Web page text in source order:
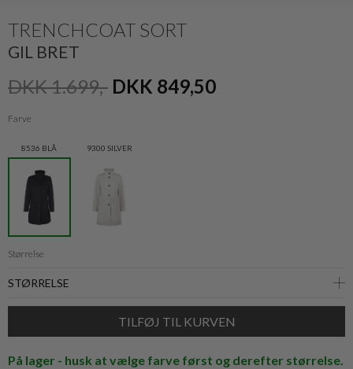
TRENCHCOAT SORT
GIL BRET
DKK 1.699,- DKK 849,50
Farve
8536 BLÅ 9300 SILVER
Størrelse
På lager - husk at vælge farve først og derefter størrelse.